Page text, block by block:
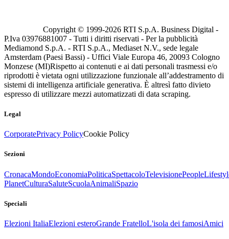
Copyright © 1999-2026 RTI S.p.A. Business Digital -
P.Iva 03976881007 - Tutti i diritti riservati - Per la pubblicità
Mediamond S.p.A. - RTI S.p.A., Mediaset N.V., sede legale
Amsterdam (Paesi Bassi) - Uffici Viale Europa 46, 20093 Cologno
Monzese (MI)Rispetto ai contenuti e ai dati personali trasmessi e/o
riprodotti è vietata ogni utilizzazione funzionale all’addestramento di
sistemi di intelligenza artificiale generativa. È altresì fatto divieto
espresso di utilizzare mezzi automatizzati di data scraping.
Legal
CorporatePrivacy PolicyCookie Policy
Sezioni
CronacaMondoEconomiaPoliticaSpettacoloTelevisionePeople
PlanetCulturaSaluteScuolaAnimaliSpazio
Speciali
Elezioni ItaliaElezioni esteroGrande FratelloL'isola dei famosiAmici